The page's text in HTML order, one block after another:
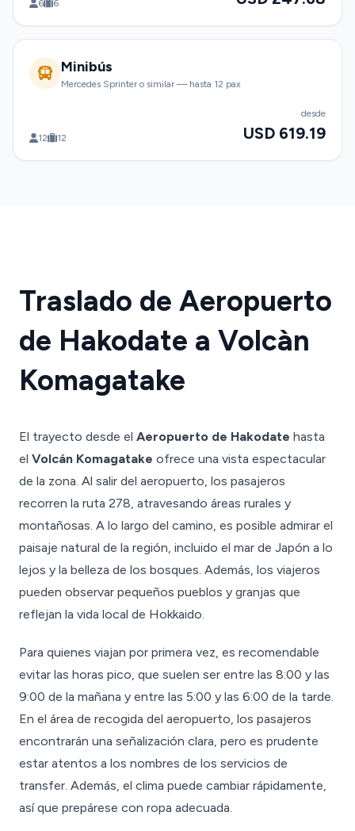
6 6
Minibús
Mercedes Sprinter o similar — hasta 12 pax
12 12
desde
USD 619.19
Traslado de Aeropuerto
de Hakodate a Volcàn
Komagatake
El trayecto desde el Aeropuerto de Hakodate hasta
el Volcán Komagatake ofrece una vista espectacular
de la zona. Al salir del aeropuerto, los pasajeros
recorren la ruta 278, atravesando áreas rurales y
montañosas. A lo largo del camino, es posible admirar el
paisaje natural de la región, incluido el mar de Japón a lo
lejos y la belleza de los bosques. Además, los viajeros
pueden observar pequeños pueblos y granjas que
reflejan la vida local de Hokkaido.
Para quienes viajan por primera vez, es recomendable
evitar las horas pico, que suelen ser entre las 8:00 y las
9:00 de la mañana y entre las 5:00 y las 6:00 de la tarde.
En el área de recogida del aeropuerto, los pasajeros
encontrarán una señalización clara, pero es prudente
estar atentos a los nombres de los servicios de
transfer. Además, el clima puede cambiar rápidamente,
así que prepárese con ropa adecuada.